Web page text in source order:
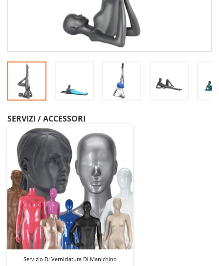
SERVIZI / ACCESSORI
Servizio Di Verniciatura Di Manichino